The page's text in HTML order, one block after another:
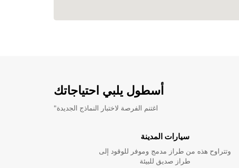
أسطول يلبي احتياجاتك
"اغتنم الفرصة لاختبار النماذج الجديدة
سيارات المدينة
وتتراوح هذه من طراز مدمج وموفر للوقود إلى
طراز صديق للبيئة